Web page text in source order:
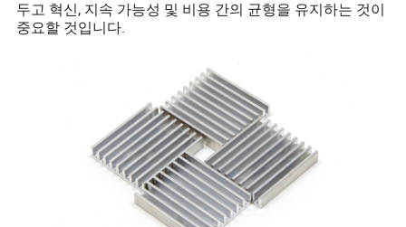
두고 혁신, 지속 가능성 및 비용 간의 균형을 유지하는 것이
중요할 것입니다.